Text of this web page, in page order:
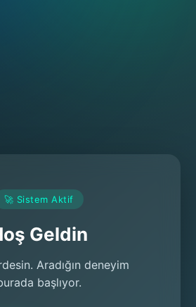
🚀 Sistem Aktif
Geldin
Aradığın deneyim
başlıyor.